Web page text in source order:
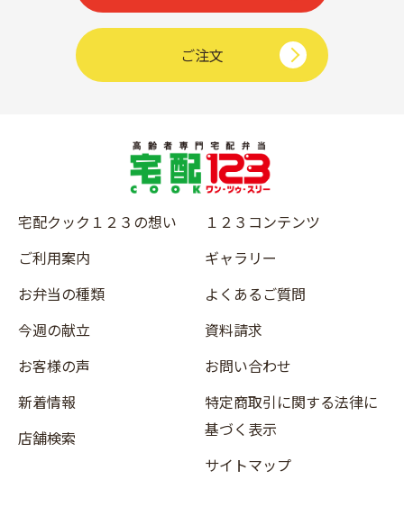
ご注文
宅配クック１２３の想い
ご利用案内
お弁当の種類
今週の献立
お客様の声
新着情報
店舗検索
１２３コンテンツ
ギャラリー
よくあるご質問
資料請求
お問い合わせ
特定商取引に関する法律に
基づく表示
サイトマップ